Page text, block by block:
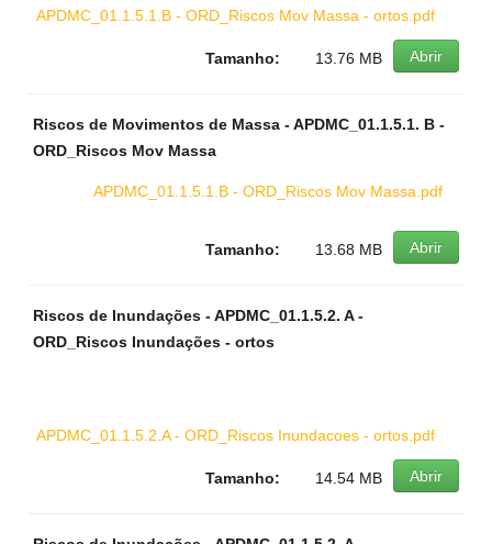
APDMC_01.1.5.1.B - ORD_Riscos Mov Massa - ortos.pdf
Abrir
Tamanho: 13.76 MB
Riscos de Movimentos de Massa - APDMC_01.1.5.1. B -
ORD_Riscos Mov Massa
APDMC_01.1.5.1.B - ORD_Riscos Mov Massa.pdf
Abrir
Tamanho: 13.68 MB
Riscos de Inundações - APDMC_01.1.5.2. A -
ORD_Riscos Inundações - ortos
APDMC_01.1.5.2.A - ORD_Riscos Inundacoes - ortos.pdf
Abrir
Tamanho: 14.54 MB